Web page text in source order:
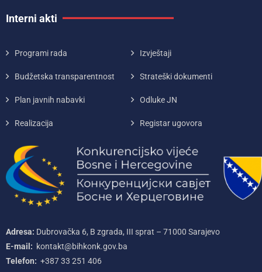
Interni akti
Programi rada Izvještaji
Budžetska transparentnost Strateški dokumenti
Plan javnih nabavki Odluke JN
Realizacija Registar ugovora
Adresa: Dubrovačka 6, B zgrada, III sprat – 71000‌ Sarajevo
E-mail: kontakt@bihkonk.gov.ba
Telefon: +387‌ 33‌ 251‌ 406